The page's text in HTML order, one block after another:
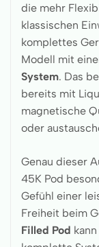
die mehr
klassischen
komplettes
Modell mit
System. Das
bereits mit
magnetische
oder
Genau dieser
45K Pod
Gefühl einer
Freiheit beim
Filled Pod